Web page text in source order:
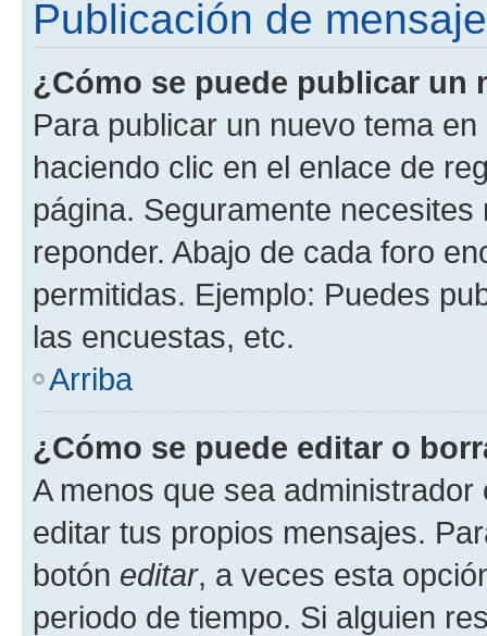
Publicación de
¿Cómo se puede publicar un
Para publicar un nuevo tema
haciendo clic en el enlace de
página. Seguramente
reponder. Abajo de cada foro
permitidas. Ejemplo: Puedes
las encuestas, etc.
Arriba
¿Cómo se puede editar o
A menos que sea
editar tus propios mensajes.
botón editar, a veces esta
periodo de tiempo. Si alguien